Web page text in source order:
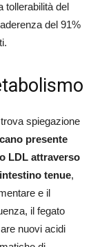
tollerabilità del
del 91%
spiegazione
presente
LDL attraverso
tenue,
e il
il fegato
nuovi acidi